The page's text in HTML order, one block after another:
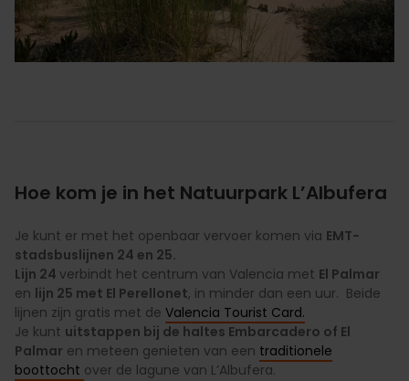
Hoe kom je in het Natuurpark L’Albufera
Je kunt er met het openbaar vervoer komen via EMT-
stadsbuslijnen 24 en 25.
Lijn 24 verbindt het centrum van Valencia met El Palmar
en lijn 25 met El Perellonet, in minder dan een uur. Beide
lijnen zijn gratis met de Valencia Tourist Card.
Je kunt uitstappen bij de haltes Embarcadero of El
Palmar en meteen genieten van een traditionele
boottocht over de lagune van L’Albufera.